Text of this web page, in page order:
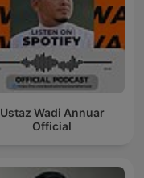
Ustaz Wadi Annuar
Official